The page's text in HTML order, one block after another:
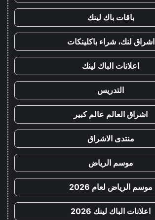
باقات باك لينك
اشراق لنك، شراء باكلينكات
اعلانات الباك لينك
التدريس
اشراق العالم عالم كبير
منتدى الاشراق
موسم الرياض
موسم الرياض لعام 2026
اعلانات الباك لينك 2026